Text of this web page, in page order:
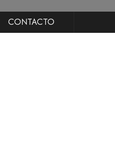
CONTACTO